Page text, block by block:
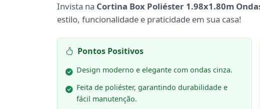
Invista na Cortina Box Poliéster 1.98x1.80m
estilo, funcionalidade e praticidade em sua casa!
Pontos Positivos
Design moderno e elegante com ondas cinza.
Feita de poliéster, garantindo durabilidade e
fácil manutenção.